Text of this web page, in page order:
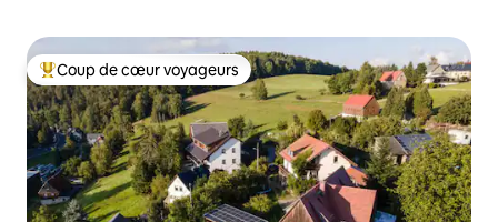
Coups de cœur voyageurs les plus appréciés
Coup de cœur voyageurs